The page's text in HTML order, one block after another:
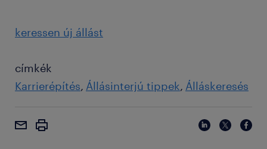
keressen új állást
címkék
Karrierépítés Állásinterjú tippek Álláskeresés